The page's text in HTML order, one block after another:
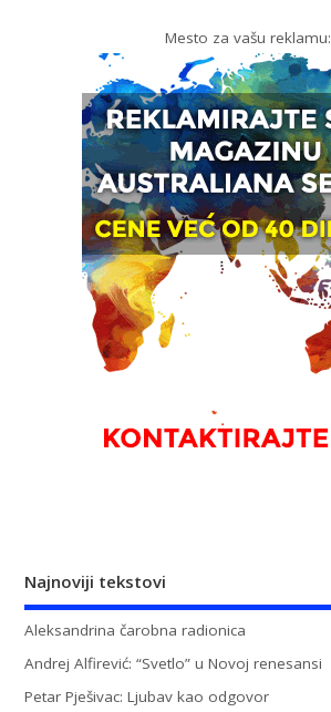
Mesto za vašu reklamu:
Najnoviji tekstovi
Aleksandrina čarobna radionica
Andrej Alfirević: “Svetlo” u Novoj renesansi
Petar Pješivac: Ljubav kao odgovor